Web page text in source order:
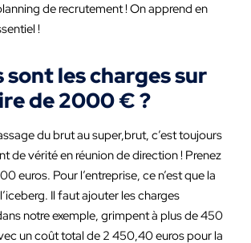
de recrutement ! On apprend en
!
sont les charges sur
de 2000 € ?
du brut au super,brut, c’est toujours
de vérité en réunion de direction ! Prenez
euros. Pour l’entreprise, ce n’est que la
Il faut ajouter les charges
notre exemple, grimpent à plus de 450
un coût total de 2 450,40 euros pour la